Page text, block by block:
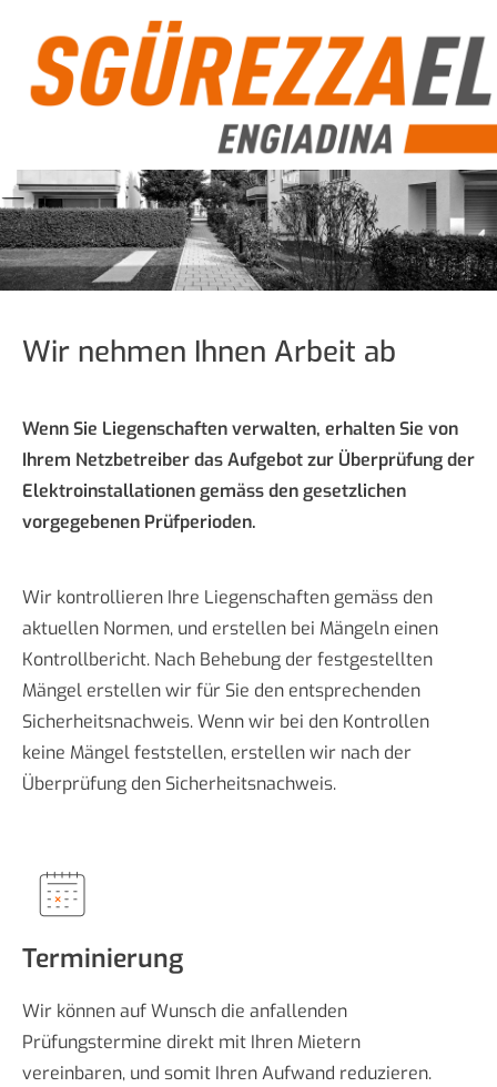
Wir nehmen Ihnen Arbeit ab
Wenn Sie Liegenschaften verwalten, erhalten Sie von
Ihrem Netzbetreiber das Aufgebot zur Überprüfung der
Elektroinstallationen gemäss den gesetzlichen
vorgegebenen Prüfperioden.
Wir kontrollieren Ihre Liegenschaften gemäss den
aktuellen Normen, und erstellen bei Mängeln einen
Kontrollbericht. Nach Behebung der festgestellten
Mängel erstellen wir für Sie den entsprechenden
Sicherheitsnachweis. Wenn wir bei den Kontrollen
keine Mängel feststellen, erstellen wir nach der
Überprüfung den Sicherheitsnachweis.
Terminierung
Wir können auf Wunsch die anfallenden
Prüfungstermine direkt mit Ihren Mietern
vereinbaren, und somit Ihren Aufwand reduzieren.